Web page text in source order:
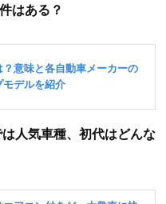
はある？
人気車種、初代はどんな